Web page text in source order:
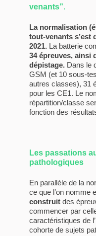
venants”.
La normalisation
tout-venants s’est
2021. La batterie
34 épreuves, ainsi
dépistage. Dans le
GSM (et 10 sous-
autres classes), 31
pour les CE1. Le
répartition/classe
fonction des
Les passations
pathologiques
En parallèle de la
ce que l’on nomme
construit des
commencer par
caractéristiques de
cohorte de sujets